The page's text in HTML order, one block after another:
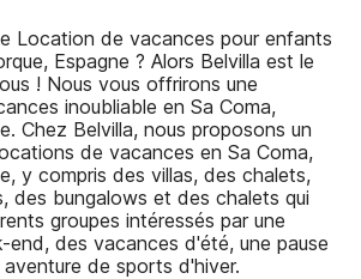
Location de vacances pour enfants
Espagne ? Alors Belvilla est le
! Nous vous offrirons une
inoubliable en Sa Coma,
Chez Belvilla, nous proposons un
de vacances en Sa Coma,
y compris des villas, des chalets,
des bungalows et des chalets qui
groupes intéressés par une
end, des vacances d'été, une pause
de sports d'hiver.